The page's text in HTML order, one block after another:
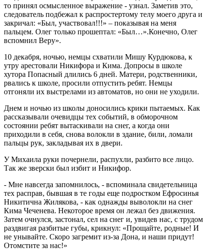
то принял осмысленное выражение - узнал. Заметив это,
следователь подбежал к распростертому телу моего друга и
закричал: «Был, участвовал!!!» – показывая на меня
пальцем. Олег только прошептал: «Был…».Конечно, Олег
вспомнил Веру».
10 декабря, ночью, немцы схватили Мишу Курдюкова, к
утру арестовали Никифора и Кима. Допросы в школе
хутора Попасный длились 6 дней. Матери, родственники,
рвались к школе, просили отпустить ребят. Немцы
отгоняли их выстрелами из автоматов, но они не уходили.
Днем и ночью из школы доносились крики пытаемых. Как
рассказывали очевидцы тех событий, в обморочном
состоянии ребят вытаскивали на снег, а когда они
приходили в себя, снова волокли в здание, били, ломали
пальцы рук, закладывая их в двери.
У Михаила руки почернели, распухли, разбито все лицо.
Так же зверски был избит и Никифор.
- Мне навсегда запомнилось, - вспоминала свидетельница
тех расправ, бывшая в те годы еще подростком Ефросинья
Никитична Жилякова, - как однажды выволокли на снег
Кима Чеченева. Некоторое время он лежал без движения.
Затем очнулся, застонал, сел на снег и, увидев нас, с трудом
раздвигая разбитые губы, крикнул: «Прощайте, родные! И
не унывайте. Скоро загремит из-за Дона, и наши придут!
Отомстите за нас!»